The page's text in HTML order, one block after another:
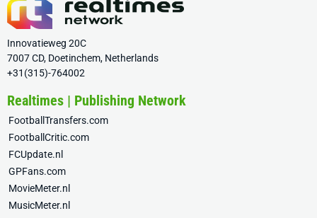
Innovatieweg 20C
7007 CD, Doetinchem, Netherlands
+31(315)-764002
Realtimes | Publishing Network
FootballTransfers.com
FootballCritic.com
FCUpdate.nl
GPFans.com
MovieMeter.nl
MusicMeter.nl